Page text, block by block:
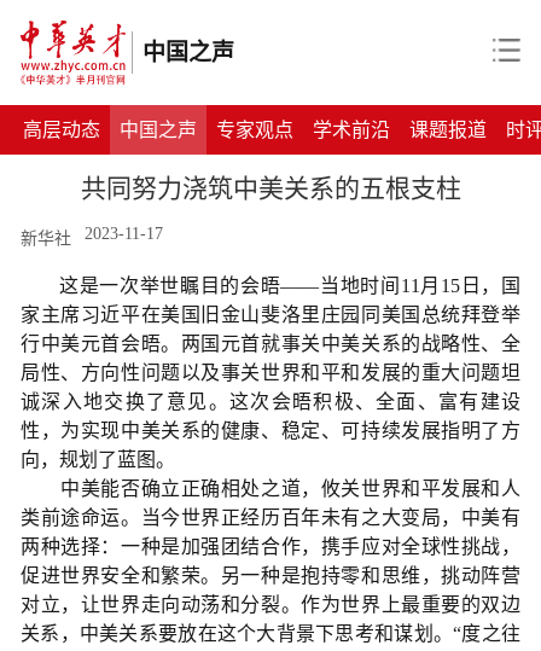
中国之声
高层动态 中国之声 专家观点 学术前沿 课题报道 时
共同努力浇筑中美关系的五根支柱
新华社 2023-11-17
这是一次举世瞩目的会晤——当地时间11月15日，国
家主席习近平在美国旧金山斐洛里庄园同美国总统拜登举
行中美元首会晤。两国元首就事关中美关系的战略性、全
局性、方向性问题以及事关世界和平和发展的重大问题坦
诚深入地交换了意见。这次会晤积极、全面、富有建设
性，为实现中美关系的健康、稳定、可持续发展指明了方
向，规划了蓝图。
中美能否确立正确相处之道，攸关世界和平发展和人
类前途命运。当今世界正经历百年未有之大变局，中美有
两种选择：一种是加强团结合作，携手应对全球性挑战，
促进世界安全和繁荣。另一种是抱持零和思维，挑动阵营
对立，让世界走向动荡和分裂。作为世界上最重要的双边
关系，中美关系要放在这个大背景下思考和谋划。“度之往